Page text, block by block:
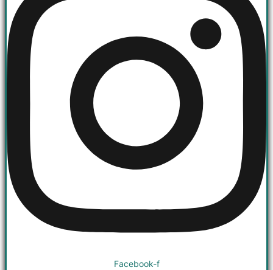
Facebook-f